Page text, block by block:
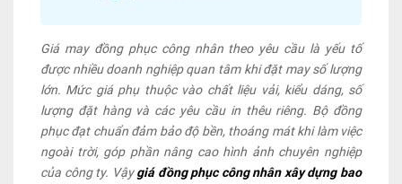
Giá may đồng phục công nhân theo yêu cầu là yếu tố
được nhiều doanh nghiệp quan tâm khi đặt may số lượng
lớn. Mức giá phụ thuộc vào chất liệu vải, kiểu dáng, số
lượng đặt hàng và các yêu cầu in thêu riêng. Bộ đồng
phục đạt chuẩn đảm bảo độ bền, thoáng mát khi làm việc
ngoài trời, góp phần nâng cao hình ảnh chuyên nghiệp
của công ty. Vậygiá đồng phục công nhân xây dựng bao